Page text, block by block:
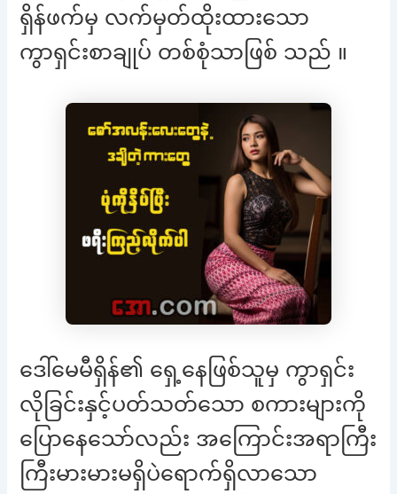
ရှိန်ဖက်မှ လက်မှတ်ထိုးထားသော
ကွာရှင်းစာချုပ် တစ်စုံသာဖြစ် သည် ။
ဒေါ်မေမီရှိန်၏ ရှေ့နေဖြစ်သူမှ ကွာရှင်း
လိုခြင်းနှင့်ပတ်သတ်သော စကားများကို
ပြောနေသော်လည်း အကြောင်းအရာကြီး
ကြီးမားမားမရှိပဲရောက်ရှိလာသော